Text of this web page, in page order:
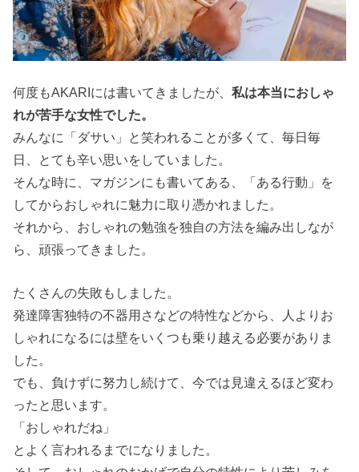
何度もAKARIには書いてきましたが、私は本当におしゃ
れが苦手な女性でした。
みんなに「ダサい」と笑われることが多くて、毎日毎
日、とても辛い思いをしていました。
そんな時に、マガジンにも書いてある、「ある行動」を
してからおしゃれに魅力に取り憑かれました。
それから、おしゃれの勉強を独自の方法を編み出しなが
ら、頑張ってきました。
たくさんの失敗もしました。
発達障害独特の不器用さなどの特性などから、人よりお
しゃれになるには壁をいくつも乗り越える必要がありま
した。
でも、負けずに努力し続けて、今では見違えるほど変わ
ったと思います。
「おしゃれだね」
とよく言われるまでになりました。